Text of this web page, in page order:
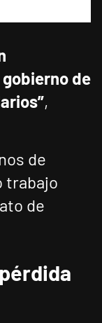
de
,
de
trabajo
de